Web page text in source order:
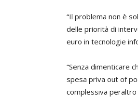
“Il problema non è
delle priorità di
euro in tecnologie
“Senza dimenticare
spesa priva out of
complessiva peraltro